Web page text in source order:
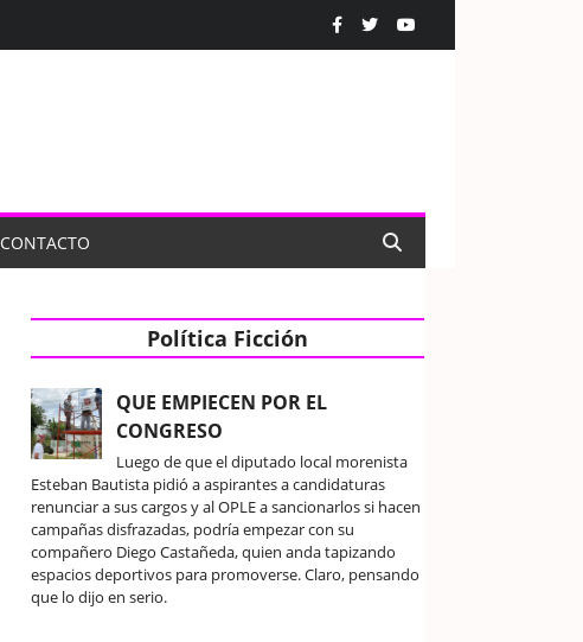
CONTACTO
Política Ficción
QUE EMPIECEN POR EL
CONGRESO
Luego de que el diputado local morenista
Esteban Bautista pidió a aspirantes a candidaturas
renunciar a sus cargos y al OPLE a sancionarlos si hacen
campañas disfrazadas, podría empezar con su
compañero Diego Castañeda, quien anda tapizando
espacios deportivos para promoverse. Claro, pensando
que lo dijo en serio.